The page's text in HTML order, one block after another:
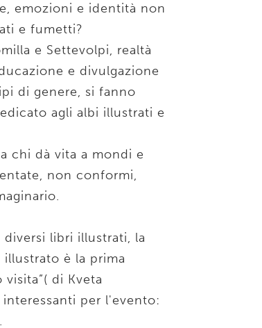
emozioni e identità non
e fumetti?
e Settevolpi, realtà
e divulgazione
di genere, si fanno
agli albi illustrati e
chi dà vita a mondi e
non conformi,
libri illustrati, la
illustrato è la prima
di Kveta
interessanti per l'evento: